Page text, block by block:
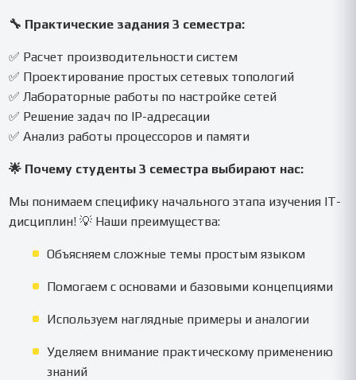
🔧 Практические задания 3 семестра:
✅ Расчет производительности систем
✅ Проектирование простых сетевых топологий
✅ Лабораторные работы по настройке сетей
✅ Решение задач по IP-адресации
✅ Анализ работы процессоров и памяти
🌟 Почему студенты 3 семестра выбирают нас:
Мы понимаем специфику начального этапа изучения IT-
дисциплин! 💡 Наши преимущества:
Объясняем сложные темы простым языком
Помогаем с основами и базовыми концепциями
Используем наглядные примеры и аналогии
Уделяем внимание практическому применению
знаний